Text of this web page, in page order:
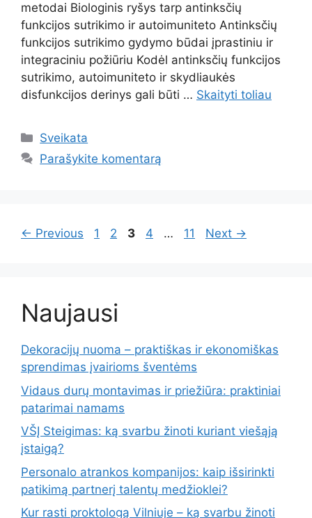
metodai Biologinis ryšys tarp antinksčių
funkcijos sutrikimo ir autoimuniteto Antinksčių
funkcijos sutrikimo gydymo būdai įprastiniu ir
integraciniu požiūriu Kodėl antinksčių funkcijos
sutrikimo, autoimuniteto ir skydliaukės
disfunkcijos derinys gali būti … Skaityti toliau
Kategorijos
Sveikata
Parašykite komentarą
← Previous Page
1 Page
2 Page
3 Page
4 … Page
11 Next →
Naujausi
Dekoracijų nuoma – praktiškas ir ekonomiškas
sprendimas įvairioms šventėms
Vidaus durų montavimas ir priežiūra: praktiniai
patarimai namams
VŠĮ Steigimas: ką svarbu žinoti kuriant viešąją
įstaigą?
Personalo atrankos kompanijos: kaip išsirinkti
patikimą partnerį talentų medžioklei?
Kur rasti proktologą Vilniuje – ką svarbu žinoti